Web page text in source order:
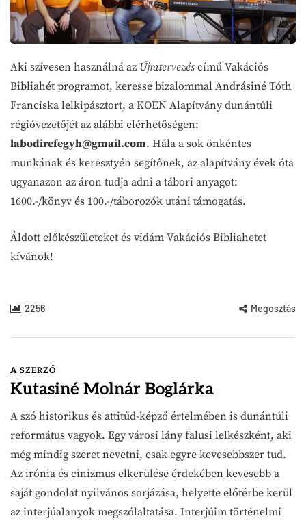
Aki szívesen használná az Újratervezés című Vakációs
Bibliahét programot, keresse bizalommal Andrásiné Tóth
Franciska lelkipásztort, a KOEN Alapítvány dunántúli
régióvezetőjét az alábbi elérhetőségen:
labodirefegyh@gmail.com. Hála a sok önkéntes
munkának és keresztyén segítőnek, az alapítvány évek óta
ugyanazon az áron tudja adni a tábori anyagot:
1600.-/könyv és 100.-/táborozók utáni támogatás.
Áldott előkészületeket és vidám Vakációs Bibliahetet
kívánok!
2256 Megosztás
A SZERZŐ
Kutasiné Molnár Boglárka
A szó historikus és attitűd-képző értelmében is dunántúli
református vagyok. Egy városi lány falusi lelkészként, aki
még mindig szeret nevetni, csak egyre kevesebbszer tud.
Az irónia és cinizmus elkerülése érdekében kevesebb a
saját gondolat nyilvános sorjázása, helyette előtérbe kerül
az interjúalanyok megszólaltatása. Interjúim történelmi